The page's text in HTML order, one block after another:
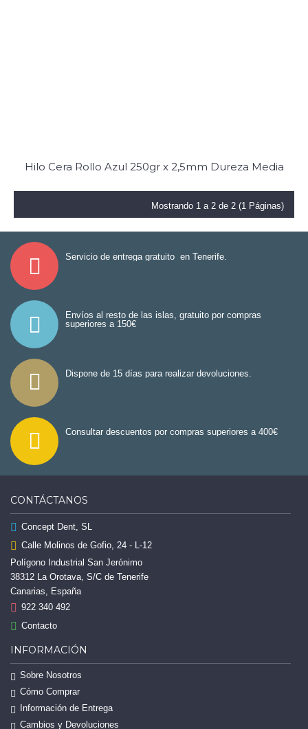
Hilo Cera Rollo Azul 250gr x 2,5mm Dureza Media
Mostrando 1 a 2 de 2 (1 Páginas)
Servicio de entrega gratuito en Tenerife.
Envíos al resto de las islas, gratuito por compras
superiores a 150€
Dispone de 15 días para realizar devoluciones.
Consultar descuentos por compras superiores a 400€
CONTÁCTANOS
Concept Dent, SL
Calle Molinos de Gofio, 24 - L-12
Polígono Industrial San Jerónimo
38312 La Orotava, S/C de Tenerife
Canarias, España
922 340 492
Contacto
INFORMACIÓN
Sobre Nosotros
Cómo Comprar
Información de Entrega
Cambios y Devoluciones